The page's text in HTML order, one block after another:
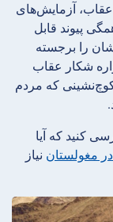
عقاب، آزمایش‌های
پیوند قابل
را برجسته
شکار عقاب
که مردم
کنید که آیا
در مغولستان نیاز